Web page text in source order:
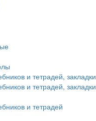
и тетрадей, закладки
и тетрадей, закладки
и тетрадей